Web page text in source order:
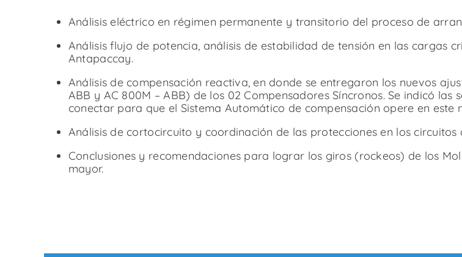
Análisis eléctrico en régimen permanente y transitorio del proceso de
Análisis flujo de potencia, análisis de estabilidad de tensión en las cargas
Antapaccay.
Análisis de compensación reactiva, en donde se entregaron los nuevos
ABB y AC 800M – ABB) de los 02 Compensadores Síncronos. Se indicó
conectar para que el Sistema Automático de compensación opere en este
Análisis de cortocircuito y coordinación de las protecciones en los
Conclusiones y recomendaciones para lograr los giros (rockeos) de los
mayor.